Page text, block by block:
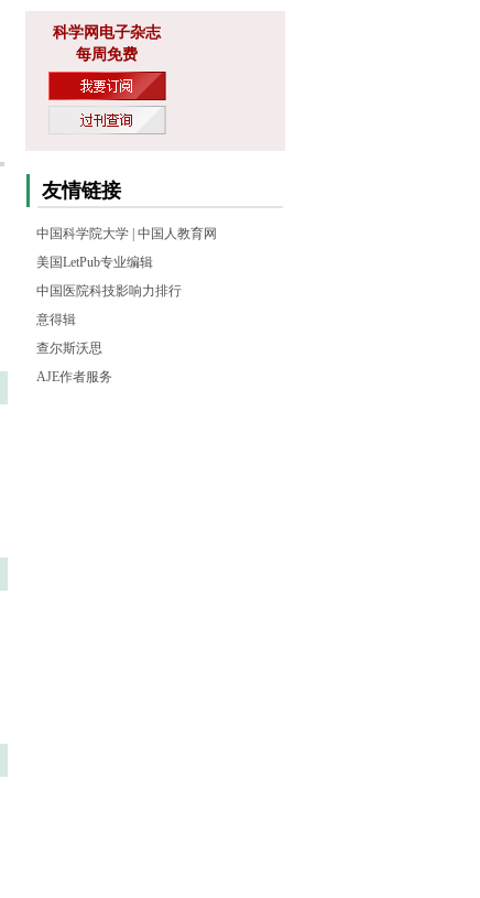
科学网电子杂志
每周免费
友情链接
中国科学院大学 中国人教育网
美国LetPub专业编辑
中国医院科技影响力排行
意得辑
查尔斯沃思
AJE作者服务